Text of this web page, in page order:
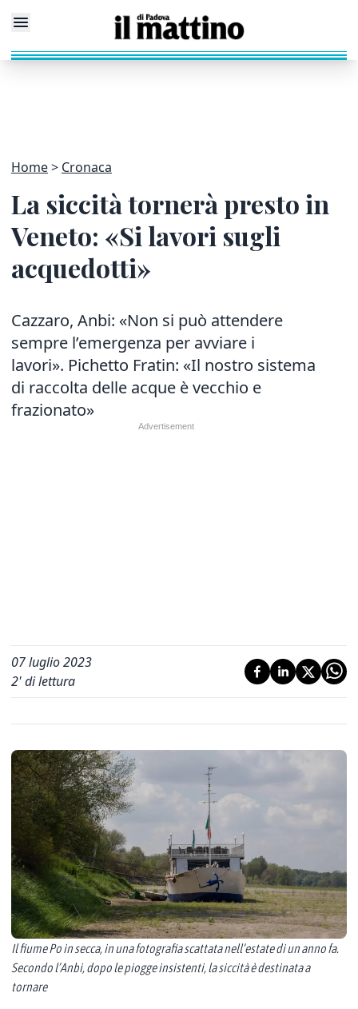
Home Cronaca
La siccità tornerà presto in
Veneto: «Si lavori sugli
acquedotti»
Cazzaro, Anbi: «Non si può attendere
sempre l’emergenza per avviare i
lavori». Pichetto Fratin: «Il nostro sistema
di raccolta delle acque è vecchio e
frazionato»
07 luglio 2023
2' di lettura
Il fiume Po in secca, in una fotografia scattata nell’estate di un anno fa.
Secondo l’Anbi, dopo le piogge insistenti, la siccità è destinata a
tornare